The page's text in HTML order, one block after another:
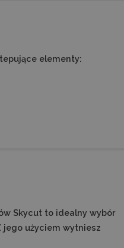
elementy:
Skycut to idealny wybór
jego użyciem wytniesz